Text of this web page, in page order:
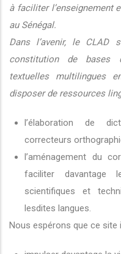
à faciliter l’enseignement
au Sénégal.
Dans l’avenir, le CLAD
constitution de bases
textuelles multilingues
disposer de ressources
l’élaboration de
correcteurs
l’aménagement du
faciliter davantage
scientifiques et
lesdites langues.
Nous espérons que ce site